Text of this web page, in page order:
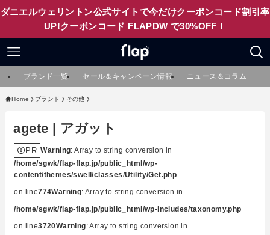
ダニエルウェリントン公式サイトで今だけクーポンコード割引率
UP!クーポンコード FLAPDW で30%OFF！
ブランド一覧 セール＆キャンペーン情報 ニュース＆コラム
Home ブランド その他
agete | アガット
PR Warning: Array to string conversion in
/home/sgwk/flap-flap.jp/public_html/wp-
content/themes/swell/classes/Utility/Get.php
on line774Warning: Array to string conversion in
/home/sgwk/flap-flap.jp/public_html/wp-includes/taxonomy.php
on line3720Warning: Array to string conversion in